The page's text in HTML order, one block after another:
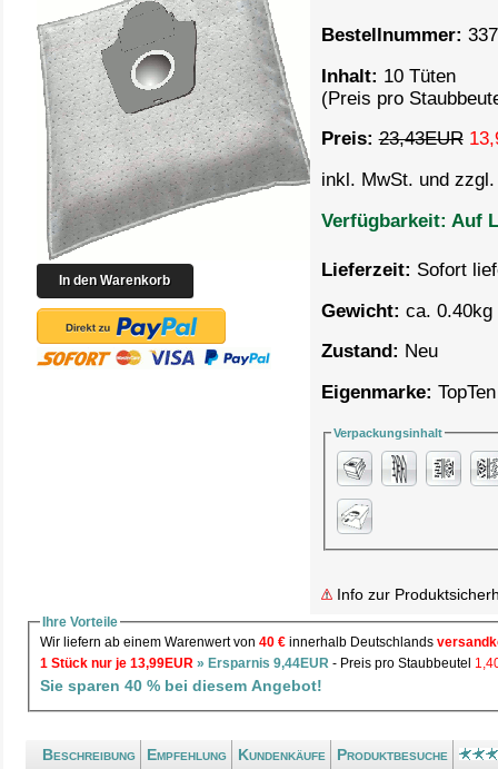
Bestellnummer:
Inhalt: 10 Tüten
(Preis pro
Preis: 23,43EUR
inkl. MwSt. und
Verfügbarkeit: Auf
Lieferzeit: Sofort
Gewicht: ca. 0.40kg
Zustand: Neu
Eigenmarke: TopTen
Verpackungsinhalt
Info zur
Ihre Vorteile
Wir liefern ab einem Warenwert von40 € innerhalb Deutschlands
1 Stück nur je 13,99EUR » Ersparnis 9,44EUR - Preis pro Staubbeutel
Sie sparen 40 % bei diesem Angebot!
Beschreibung Empfehlung Kundenkäufe Produktbesuche